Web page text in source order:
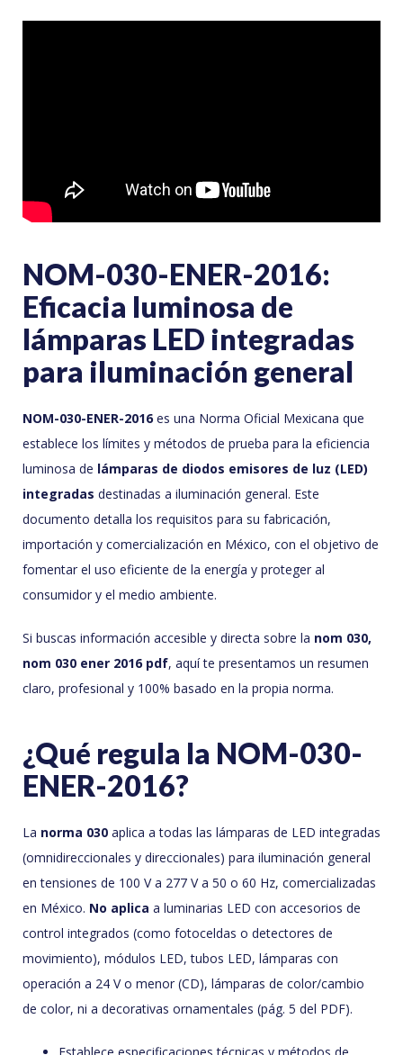
NOM-030-ENER-2016:
Eficacia luminosa de
lámparas LED integradas
para iluminación general
NOM-030-ENER-2016 es una Norma Oficial Mexicana que
establece los límites y métodos de prueba para la eficiencia
luminosa de lámparas de diodos emisores de luz (LED)
integradas destinadas a iluminación general. Este
documento detalla los requisitos para su fabricación,
importación y comercialización en México, con el objetivo de
fomentar el uso eficiente de la energía y proteger al
consumidor y el medio ambiente.
Si buscas información accesible y directa sobre la nom 030,
nom 030 ener 2016 pdf, aquí te presentamos un resumen
claro, profesional y 100% basado en la propia norma.
¿Qué regula la NOM-030-
ENER-2016?
La norma 030 aplica a todas las lámparas de LED integradas
(omnidireccionales y direccionales) para iluminación general
en tensiones de 100 V a 277 V a 50 o 60 Hz, comercializadas
en México. No aplica a luminarias LED con accesorios de
control integrados (como fotoceldas o detectores de
movimiento), módulos LED, tubos LED, lámparas con
operación a 24 V o menor (CD), lámparas de color/cambio
de color, ni a decorativas ornamentales (pág. 5 del PDF).